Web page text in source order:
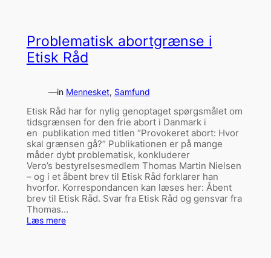
Problematisk abortgrænse i
Etisk Råd
—in Mennesket, Samfund
Etisk Råd har for nylig genoptaget spørgsmålet om
tidsgrænsen for den frie abort i Danmark i
en publikation med titlen “Provokeret abort: Hvor
skal grænsen gå?” Publikationen er på mange
måder dybt problematisk, konkluderer
Vero’s bestyrelsesmedlem Thomas Martin Nielsen
– og i et åbent brev til Etisk Råd forklarer han
hvorfor. Korrespondancen kan læses her: Åbent
brev til Etisk Råd. Svar fra Etisk Råd og gensvar fra
Thomas…
Læs mere: